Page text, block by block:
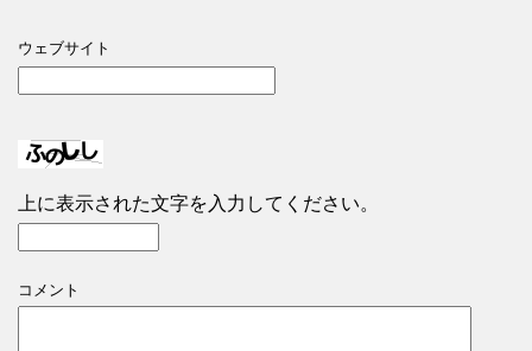
ウェブサイト
上に表示された文字を入力してください。
コメント